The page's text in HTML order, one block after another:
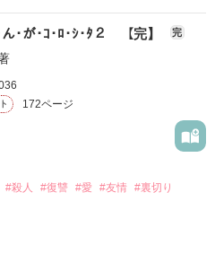
を読む
噂
向かい合って建っていて
女子生徒が交際するとその２人
了解となり
ん･が･ｺ･ﾛ･ｼ･ﾀ２ 【完】 完
172ページ
#殺人 #復讐 #愛 #友情 #裏切り